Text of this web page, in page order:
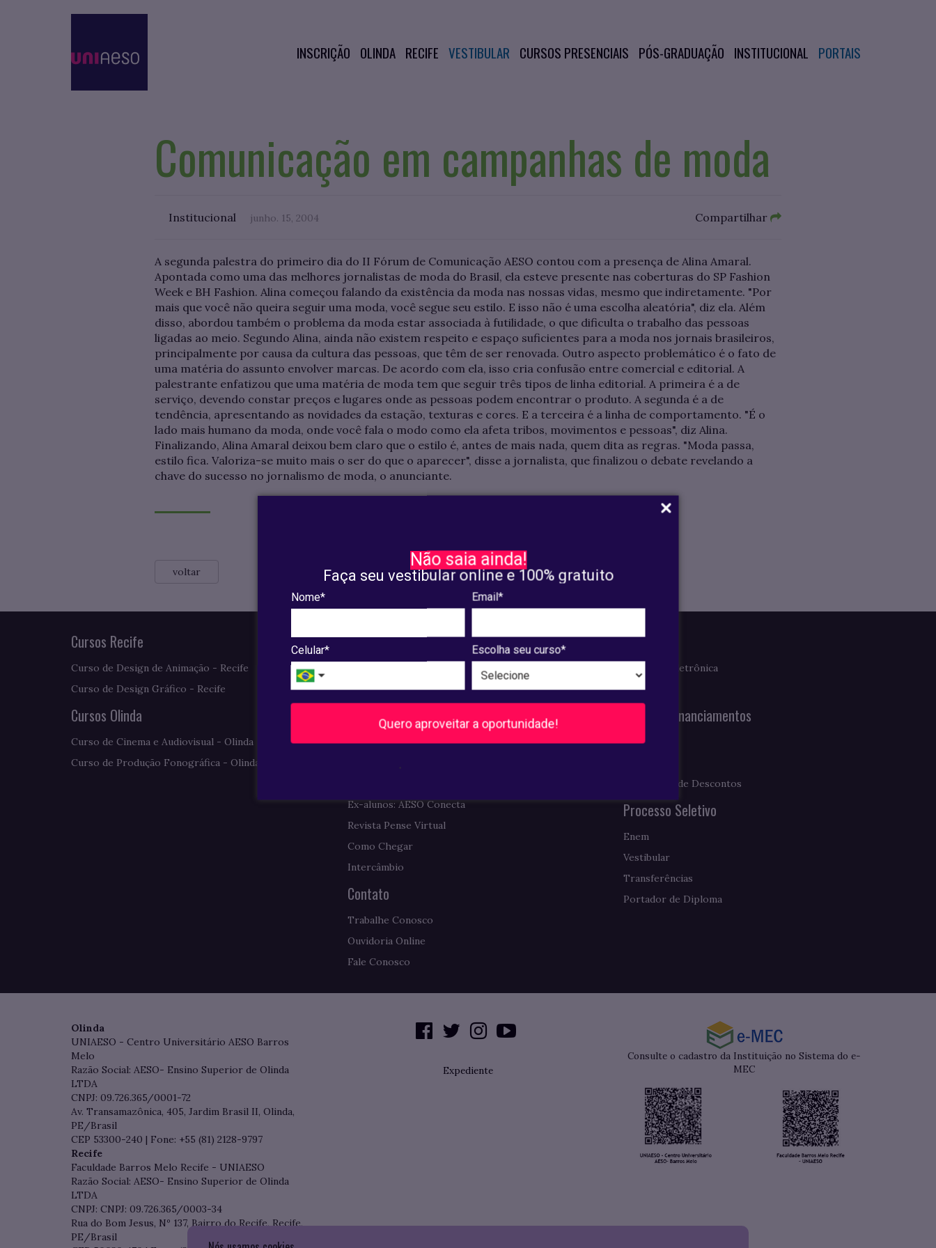
Não saia ainda!
Faça seu vestibular online e 100% gratuito
Nome* Email*
Celular* Escolha seu curso*
Quero aproveitar a oportunidade!
.
INSCRIÇÃO OLINDA RECIFE VESTIBULAR CURSOS PRESENCIAIS PÓS-GRADUAÇÃO INSTITUCIONAL PORTAIS
Comunicação em campanhas de moda
Institucional junho. 15, 2004 Compartilhar
A segunda palestra do primeiro dia do II Fórum de Comunicação AESO contou com a presença de Alina Amaral.
Apontada como uma das melhores jornalistas de moda do Brasil, ela esteve presente nas coberturas do SP Fashion
Week e BH Fashion. Alina começou falando da existência da moda nas nossas vidas, mesmo que indiretamente. "Por
mais que você não queira seguir uma moda, você segue seu estilo. E isso não é uma escolha aleatória", diz ela. Além
disso, abordou também o problema da moda estar associada à futilidade, o que dificulta o trabalho das pessoas
ligadas ao meio. Segundo Alina, ainda não existem respeito e espaço suficientes para a moda nos jornais brasileiros,
principalmente por causa da cultura das pessoas, que têm de ser renovada. Outro aspecto problemático é o fato de
uma matéria do assunto envolver marcas. De acordo com ela, isso cria confusão entre comercial e editorial. A
palestrante enfatizou que uma matéria de moda tem que seguir três tipos de linha editorial. A primeira é a de
serviço, devendo constar preços e lugares onde as pessoas podem encontrar o produto. A segunda é a de
tendência, apresentando as novidades da estação, texturas e cores. E a terceira é a linha de comportamento. "É o
lado mais humano da moda, onde você fala o modo como ela afeta tribos, movimentos e pessoas", diz Alina.
Finalizando, Alina Amaral deixou bem claro que o estilo é, antes de mais nada, quem dita as regras. "Moda passa,
estilo fica. Valoriza-se muito mais o ser do que o aparecer", disse a jornalista, que finalizou o debate revelando a
chave do sucesso no jornalismo de moda, o anunciante.
voltar
Cursos Recife
Curso de Design de Animação - Recife
Curso de Design Gráfico - Recife
Cursos Olinda
Curso de Cinema e Audiovisual - Olinda
Curso de Produção Fonográfica - Olinda
Pós-Graduação
Institucional
A UNIAESO
Biblioteca
Ex-alunos: AESO Conecta
Revista Pense Virtual
Como Chegar
Intercâmbio
Contato
Trabalhe Conosco
Ouvidoria Online
Fale Conosco
Imprensa
Clipagem Eletrônica
Notícias
Bolsas e Financiamentos
Prouni
Programas de Descontos
Processo Seletivo
Enem
Vestibular
Transferências
Portador de Diploma
Olinda
UNIAESO - Centro Universitário AESO Barros
Melo
Razão Social: AESO- Ensino Superior de Olinda
LTDA
CNPJ: 09.726.365/0001-72
Av. Transamazônica, 405, Jardim Brasil II, Olinda,
PE/Brasil
CEP 53300-240 | Fone: +55 (81) 2128-9797
Recife
Faculdade Barros Melo Recife - UNIAESO
Razão Social: AESO- Ensino Superior de Olinda
LTDA
CNPJ: CNPJ: 09.726.365/0003-34
Rua do Bom Jesus, Nº 137, Bairro do Recife, Recife,
PE/Brasil
Expediente
Consulte o cadastro da Instituição no Sistema do e-
MEC